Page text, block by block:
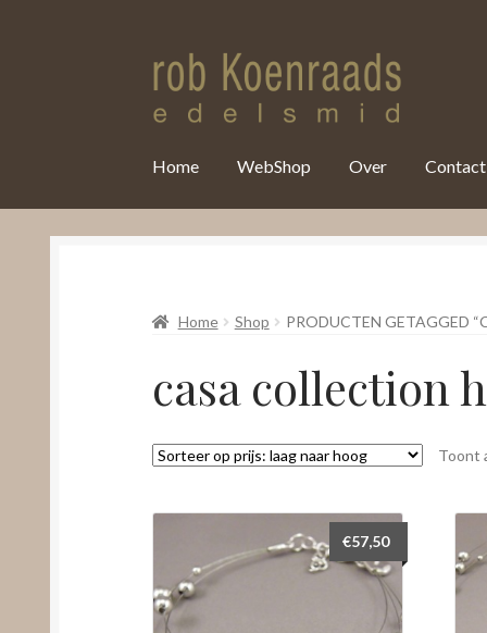
Home WebShop Over Contact
Home Shop PRODUCTEN GETAGGED
casa collection
Toont
€57,50